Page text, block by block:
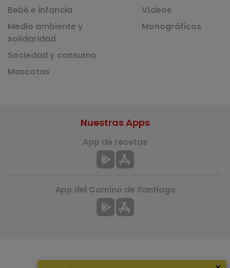
Bebé e infancia
Medio ambiente y
solidaridad
Sociedad y consumo
Mascotas
Vídeos
Monográficos
Nuestras Apps
App de recetas
App del Camino de Santiago